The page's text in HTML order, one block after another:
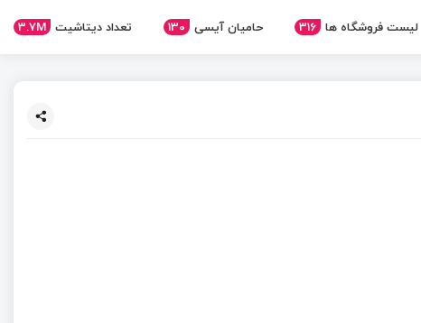
لیست فروشگاه ها 316 حامیان آیسی 130 تعداد دیتاشیت 3.7M